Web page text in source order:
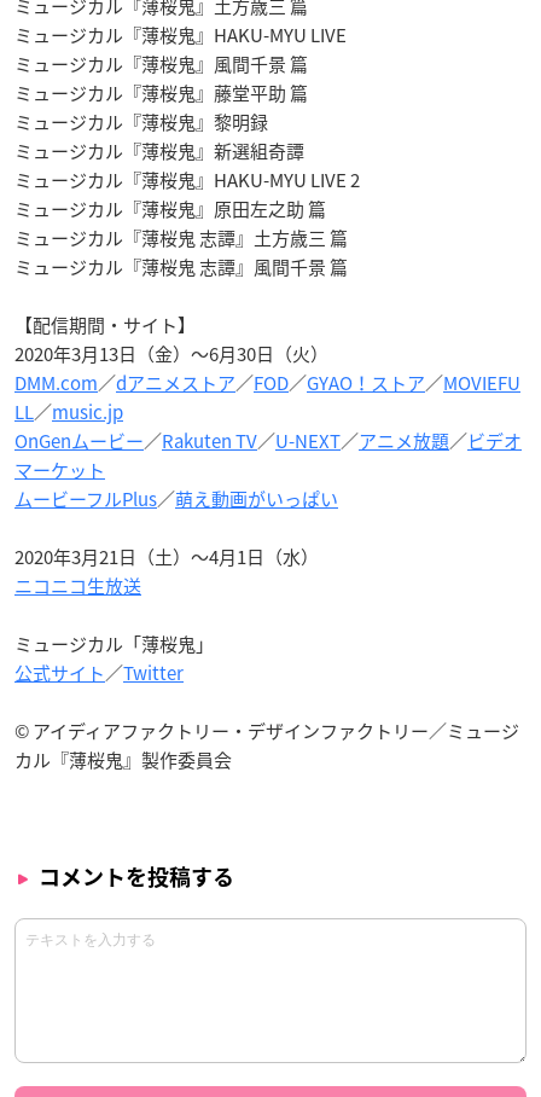
ミュージカル『薄桜鬼』土方歳三 篇
ミュージカル『薄桜鬼』HAKU-MYU LIVE
ミュージカル『薄桜鬼』風間千景 篇
ミュージカル『薄桜鬼』藤堂平助 篇
ミュージカル『薄桜鬼』黎明録
ミュージカル『薄桜鬼』新選組奇譚
ミュージカル『薄桜鬼』HAKU-MYU LIVE 2
ミュージカル『薄桜鬼』原田左之助 篇
ミュージカル『薄桜鬼 志譚』土方歳三 篇
ミュージカル『薄桜鬼 志譚』風間千景 篇
【配信期間・サイト】
2020年3月13日（金）～6月30日（火）
DMM.com／dアニメストア／FOD／GYAO！ストア／MOVIEFU
LL／music.jp
OnGenムービー／Rakuten TV／U-NEXT／アニメ放題／ビデオ
マーケット
ムービーフルPlus／萌え動画がいっぱい
2020年3月21日（土）～4月1日（水）
ニコニコ生放送
ミュージカル「薄桜鬼」
公式サイト／Twitter
© アイディアファクトリー・デザインファクトリー／ミュージ
カル『薄桜鬼』製作委員会
コメントを投稿する